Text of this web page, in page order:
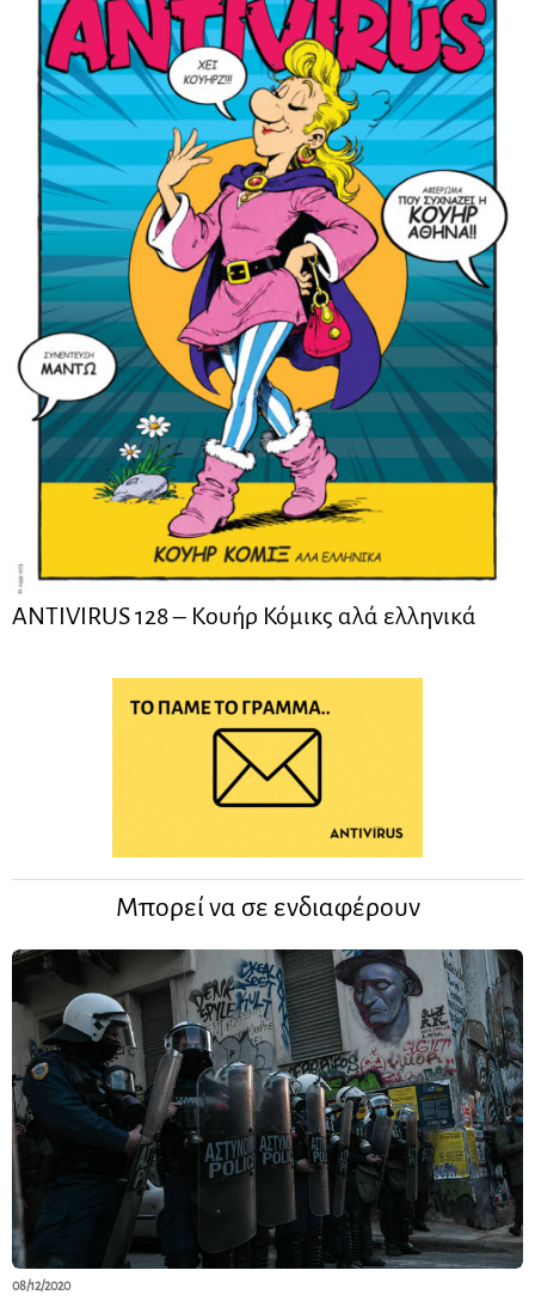
ANTIVIRUS 128 – Kουήρ Κόμικς αλά ελληνικά
Μπορεί να σε ενδιαφέρουν
08/12/2020